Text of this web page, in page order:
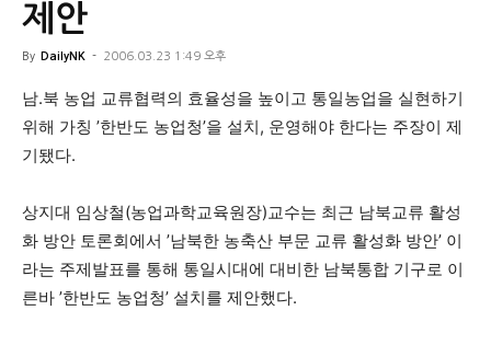
제안
By DailyNK - 2006.03.23 1:49 오후
남.북 농업 교류협력의 효율성을 높이고 통일농업을 실현하기
위해 가칭 ’한반도 농업청’을 설치, 운영해야 한다는 주장이 제
기됐다.
상지대 임상철(농업과학교육원장)교수는 최근 남북교류 활성
화 방안 토론회에서 ’남북한 농축산 부문 교류 활성화 방안’ 이
라는 주제발표를 통해 통일시대에 대비한 남북통합 기구로 이
른바 ’한반도 농업청’ 설치를 제안했다.